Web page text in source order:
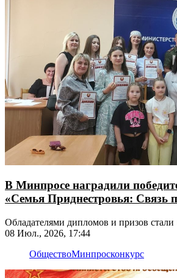
В Минпросе наградили
«Семья Приднестровья: Связь
Обладателями дипломов и призов стали
08 Июл., 2026, 17:44
ОбществоМинпросконкурс